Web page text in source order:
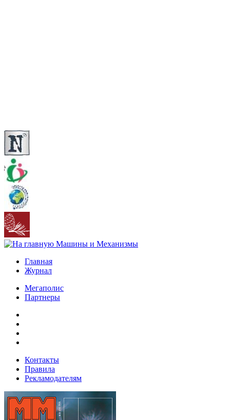
Главная
Журнал
Мегаполис
Партнеры
Контакты
Правила
Рекламодателям